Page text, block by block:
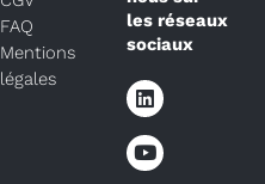
FAQ
Mentions
légales
les réseaux
sociaux